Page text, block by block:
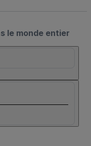
le monde entier